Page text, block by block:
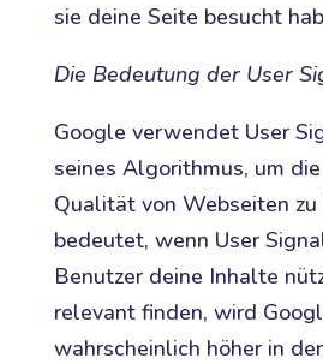
sie deine Seite besucht
Die Bedeutung der User
Google verwendet User
seines Algorithmus, um
Qualität von Webseiten zu
bedeutet, wenn User
Benutzer deine Inhalte
relevant finden, wird
wahrscheinlich höher in